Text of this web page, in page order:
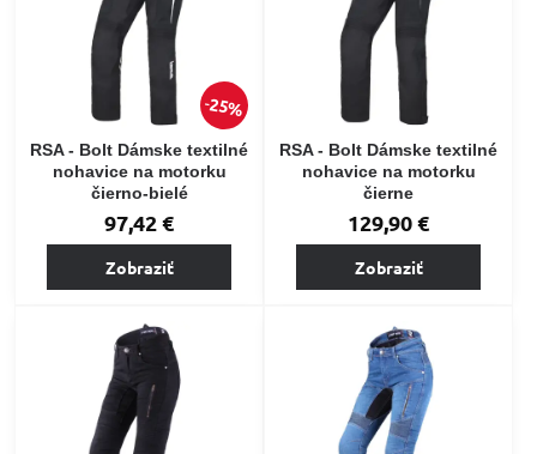
25%
RSA - Bolt Dámske textilné
nohavice na motorku
čierno-bielé
97,42 €
Zobraziť
RSA - Bolt Dámske textilné
nohavice na motorku
čierne
129,90 €
Zobraziť